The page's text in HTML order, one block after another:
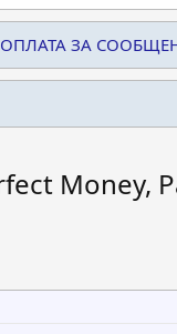
"ОПЛАТА ЗА
Money,